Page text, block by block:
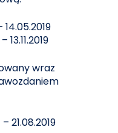
wraz
21.08.2019